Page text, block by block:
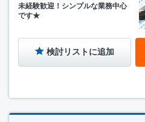
未経験歓迎！シンプルな業務中心
です★
検討リストに追加